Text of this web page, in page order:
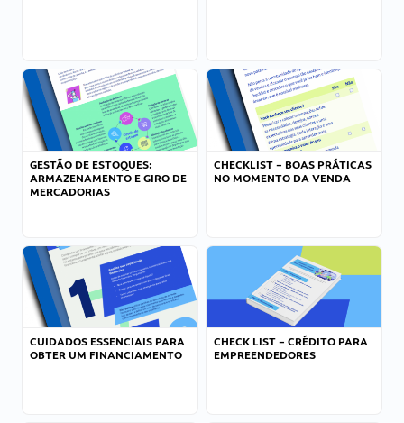
GESTÃO DE ESTOQUES:
ARMAZENAMENTO E GIRO DE
MERCADORIAS
CHECKLIST – BOAS PRÁTICAS
NO MOMENTO DA VENDA
CUIDADOS ESSENCIAIS PARA
OBTER UM FINANCIAMENTO
CHECK LIST – CRÉDITO PARA
EMPREENDEDORES